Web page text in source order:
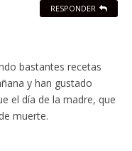
bastantes recetas
y han gustado
el día de la madre, que
muerte.
RESPONDER